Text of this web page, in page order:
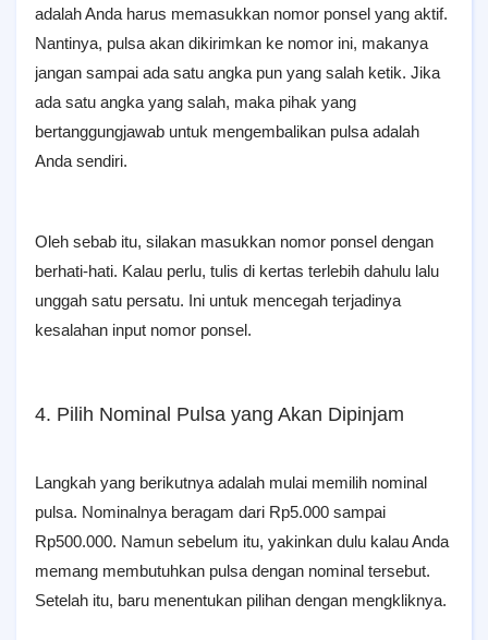
adalah Anda harus memasukkan nomor ponsel yang aktif.
Nantinya, pulsa akan dikirimkan ke nomor ini, makanya
jangan sampai ada satu angka pun yang salah ketik. Jika
ada satu angka yang salah, maka pihak yang
bertanggungjawab untuk mengembalikan pulsa adalah
Anda sendiri.
Oleh sebab itu, silakan masukkan nomor ponsel dengan
berhati-hati. Kalau perlu, tulis di kertas terlebih dahulu lalu
unggah satu persatu. Ini untuk mencegah terjadinya
kesalahan input nomor ponsel.
4. Pilih Nominal Pulsa yang Akan Dipinjam
Langkah yang berikutnya adalah mulai memilih nominal
pulsa. Nominalnya beragam dari Rp5.000 sampai
Rp500.000. Namun sebelum itu, yakinkan dulu kalau Anda
memang membutuhkan pulsa dengan nominal tersebut.
Setelah itu, baru menentukan pilihan dengan mengkliknya.